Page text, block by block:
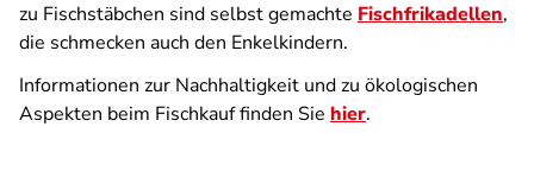
zu Fischstäbchen sind selbst gemachte Fischfrikadellen,
die schmecken auch den Enkelkindern.
Informationen zur Nachhaltigkeit und zu ökologischen
Aspekten beim Fischkauf finden Sie hier.